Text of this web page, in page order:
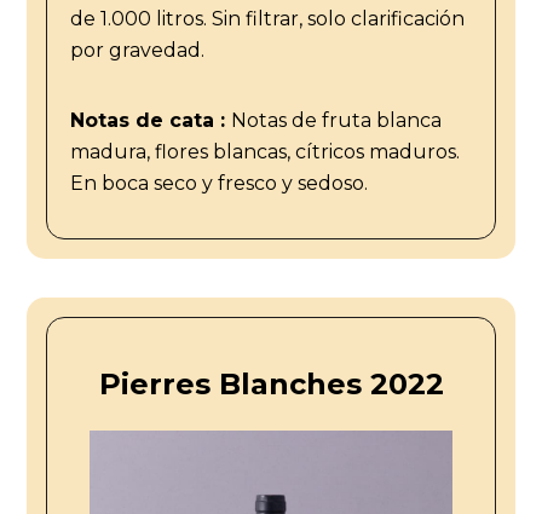
de 1.000 litros. Sin filtrar, solo clarificación
por gravedad.
Notas de cata : Notas de fruta blanca
madura, flores blancas, cítricos maduros.
En boca seco y fresco y sedoso.
Pierres Blanches 2022